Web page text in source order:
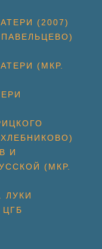
(2007)
(МКР.
И
(МКР.
ЛУКИ